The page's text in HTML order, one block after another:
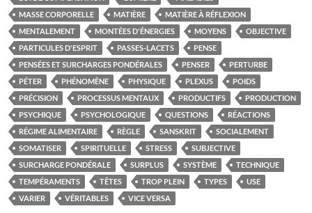
MASSE CORPORELLE
MATIÈRE
MATIÈRE À RÉFLEXION
MENTALEMENT
MONTÉES D'ÉNERGIES MOYENS
OBJECTIVE
PARTICULES D'ESPRIT
PASSES-LACETS
PENSE
PENSÉES ET SURCHARGES PONDÉRALES
PENSER
PERTURBE
PÉTER
PHÉNOMÈNE PHYSIQUE PLEXUS
POIDS
PRÉCISION
PROCESSUS MENTAUX PRODUCTIFS
PRODUCTION
PSYCHIQUE
PSYCHOLOGIQUE QUESTIONS
RÉACTIONS
RÉGIME ALIMENTAIRE
RÈGLE SANSKRIT
SOCIALEMENT
SOMATISER
SPIRITUELLE STRESS
SUBJECTIVE
SURCHARGE PONDÉRALE
SURPLUS SYSTÈME
TECHNIQUE
TEMPÉRAMENTS
TÊTES TROP PLEIN TYPES
USE
VARIER
VÉRITABLES VICE VERSA